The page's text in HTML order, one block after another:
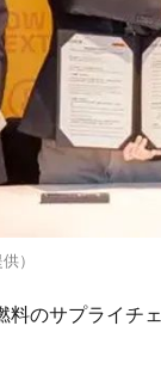
）
料のサプライチ